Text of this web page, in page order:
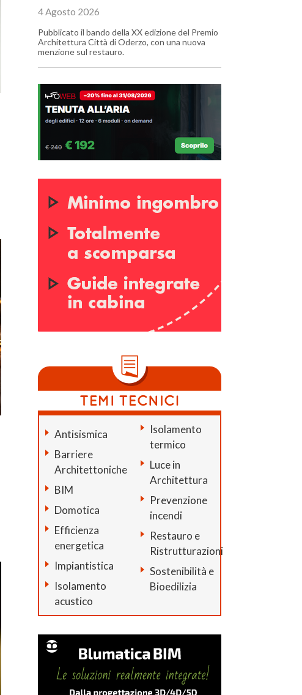
4 Agosto 2026
Pubblicato il bando della XX edizione del Premio
Architettura Città di Oderzo, con una nuova
menzione sul restauro.
Antisismica
Barriere
Architettoniche
BIM
Domotica
Efficienza
energetica
Impiantistica
Isolamento
acustico
Isolamento
termico
Luce in
Architettura
Prevenzione
incendi
Restauro e
Ristrutturazioni
Sostenibilità e
Bioedilizia